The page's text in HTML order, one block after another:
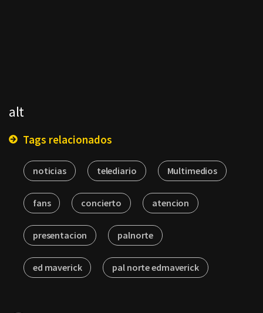
alt
Tags relacionados
noticias telediario Multimedios
fans concierto atencion
presentacion palnorte
ed maverick pal norte edmaverick